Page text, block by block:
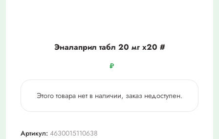
Эналаприл табл 20 мг х20 #
₽
Этого товара нет в наличии, заказ недоступен.
Артикул: 4630015110638